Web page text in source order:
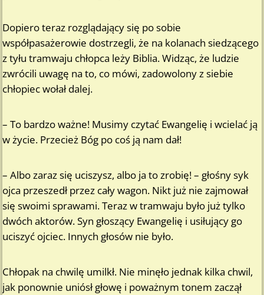
Dopiero teraz rozglądający się po sobie
współpasażerowie dostrzegli, że na kolanach siedzącego
z tyłu tramwaju chłopca leży Biblia. Widząc, że ludzie
zwrócili uwagę na to, co mówi, zadowolony z siebie
chłopiec wołał dalej.
– To bardzo ważne! Musimy czytać Ewangelię i wcielać ją
w życie. Przecież Bóg po coś ją nam dał!
– Albo zaraz się uciszysz, albo ja to zrobię! – głośny syk
ojca przeszedł przez cały wagon. Nikt już nie zajmował
się swoimi sprawami. Teraz w tramwaju było już tylko
dwóch aktorów. Syn głoszący Ewangelię i usiłujący go
uciszyć ojciec. Innych głosów nie było.
Chłopak na chwilę umilkł. Nie minęło jednak kilka chwil,
jak ponownie uniósł głowę i poważnym tonem zaczął